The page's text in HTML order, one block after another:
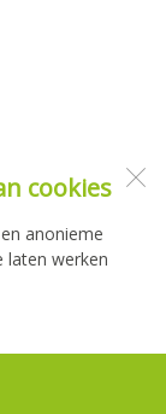
cookies
anonieme
laten werken